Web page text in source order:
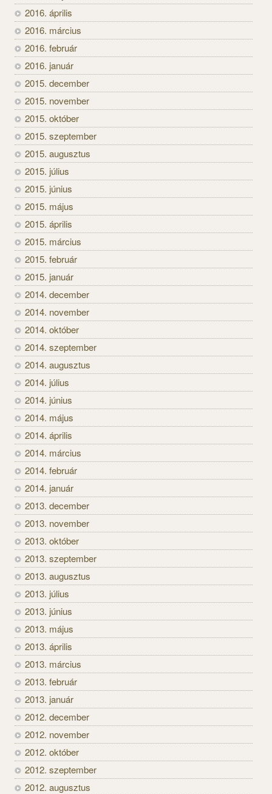
2016. április
2016. március
2016. február
2016. január
2015. december
2015. november
2015. október
2015. szeptember
2015. augusztus
2015. július
2015. június
2015. május
2015. április
2015. március
2015. február
2015. január
2014. december
2014. november
2014. október
2014. szeptember
2014. augusztus
2014. július
2014. június
2014. május
2014. április
2014. március
2014. február
2014. január
2013. december
2013. november
2013. október
2013. szeptember
2013. augusztus
2013. július
2013. június
2013. május
2013. április
2013. március
2013. február
2013. január
2012. december
2012. november
2012. október
2012. szeptember
2012. augusztus